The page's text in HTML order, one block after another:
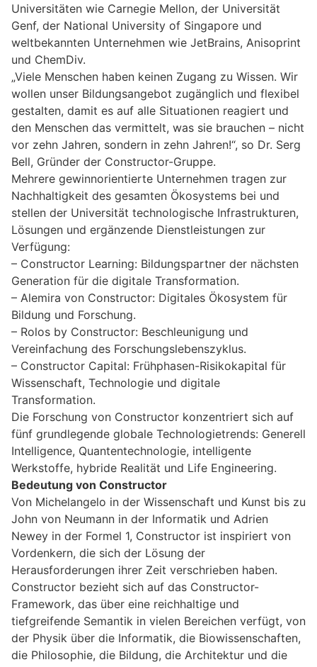
Universitäten wie Carnegie Mellon, der Universität
Genf, der National University of Singapore und
weltbekannten Unternehmen wie JetBrains, Anisoprint
und ChemDiv.
„Viele Menschen haben keinen Zugang zu Wissen. Wir
wollen unser Bildungsangebot zugänglich und flexibel
gestalten, damit es auf alle Situationen reagiert und
den Menschen das vermittelt, was sie brauchen – nicht
vor zehn Jahren, sondern in zehn Jahren!“, so Dr. Serg
Bell, Gründer der Constructor-Gruppe.
Mehrere gewinnorientierte Unternehmen tragen zur
Nachhaltigkeit des gesamten Ökosystems bei und
stellen der Universität technologische Infrastrukturen,
Lösungen und ergänzende Dienstleistungen zur
Verfügung:
– Constructor Learning: Bildungspartner der nächsten
Generation für die digitale Transformation.
– Alemira von Constructor: Digitales Ökosystem für
Bildung und Forschung.
– Rolos by Constructor: Beschleunigung und
Vereinfachung des Forschungslebenszyklus.
– Constructor Capital: Frühphasen-Risikokapital für
Wissenschaft, Technologie und digitale
Transformation.
Die Forschung von Constructor konzentriert sich auf
fünf grundlegende globale Technologietrends: Generell
Intelligence, Quantentechnologie, intelligente
Werkstoffe, hybride Realität und Life Engineering.
Bedeutung von Constructor
Von Michelangelo in der Wissenschaft und Kunst bis zu
John von Neumann in der Informatik und Adrien
Newey in der Formel 1, Constructor ist inspiriert von
Vordenkern, die sich der Lösung der
Herausforderungen ihrer Zeit verschrieben haben.
Constructor bezieht sich auf das Constructor-
Framework, das über eine reichhaltige und
tiefgreifende Semantik in vielen Bereichen verfügt, von
der Physik über die Informatik, die Biowissenschaften,
die Philosophie, die Bildung, die Architektur und die